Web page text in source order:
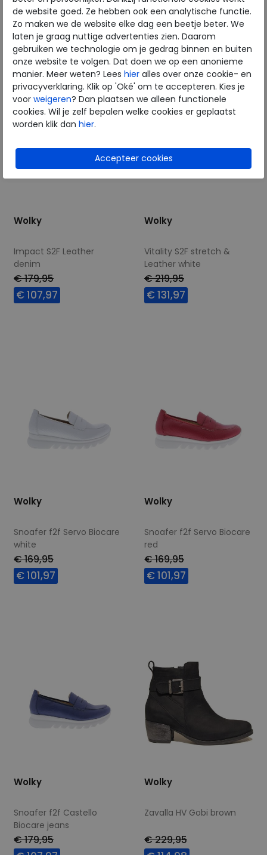
€ 95,97
Beschikbare maten
37 39
€ 107,97
Beschikbare maten
37 43
Wolky
Impact S2F Leather
denim
€ 179,95
€ 107,97
Wolky
Vitality S2F stretch &
Leather white
€ 219,95
€ 131,97
Wolky
Snoafer f2f Servo Biocare
white
€ 169,95
€ 101,97
Wolky
Snoafer f2f Servo Biocare
red
€ 169,95
€ 101,97
Wolky
Snoafer f2f Castello
Biocare jeans
€ 179,95
Wolky
Zavalla HV Gobi brown
€ 229,95
de website goed. Ze hebben ook een analytische functie.
Zo maken we de website elke dag een beetje beter. We
laten je graag nuttige advertenties zien. Daarom
gebruiken we technologie om je gedrag binnen en buiten
onze website te volgen. Dat doen we op een anonieme
manier. Meer weten? Lees hier alles over onze cookie- en
privacyverklaring. Klik op 'Oké' om te accepteren. Kies je
voor weigeren? Dan plaatsen we alleen functionele
cookies. Wil je zelf bepalen welke cookies er geplaatst
worden klik dan hier.